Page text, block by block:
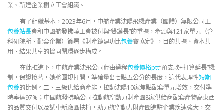
業、新建企業樹立工會組織。
有了組織基本，2023年6月，中航產業沈陽飛機產業（團體）無限公司工
包養站長會和中國航發拂曉工會被付與“雙鏈長”的重擔，牽頭與121家單元（含
科研院所、配套企業）簽署《財產鏈建功比包養賽協定》，目的共擔、資本共
用、結果共享的協同閉環逐步構成。
在此推進下，中航產業沈飛公司經由過程包養價格ptt“預支款+打算延長”機
制，保證接著，她將圓規打開，準確量出七點五公分的長度，這代表理性短期
包養的比例。二、三級供給商產能，拉動沈陽10家焦點配套單元增效，交付準
時率達97%；中國航發拂曉公司拉動航空動力財產園8家供給商配套產物高東西
的品質交付以及試車新廠區扶植，助力航空動力財產園進駐企業疾速強大，交